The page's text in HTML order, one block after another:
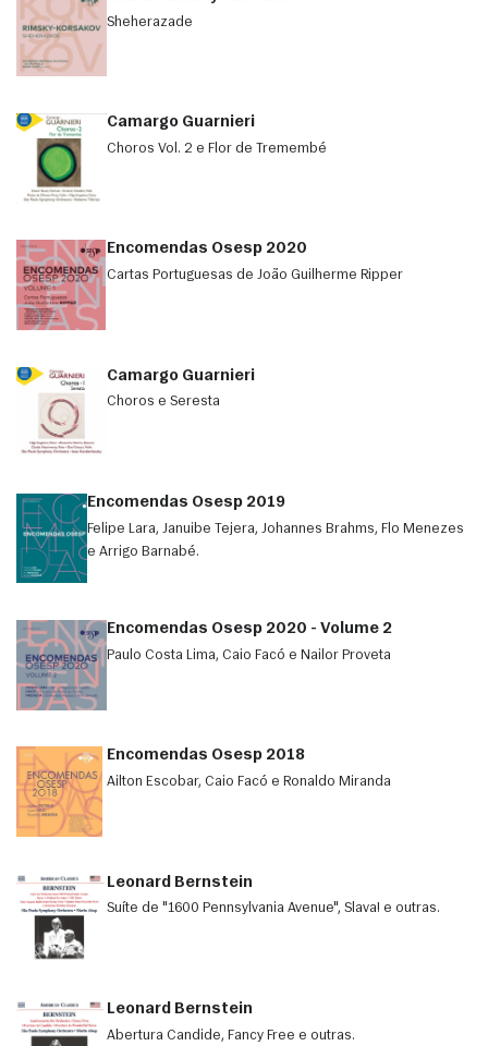
Sheherazade
Camargo Guarnieri
Choros Vol. 2 e Flor de Tremembé
Encomendas Osesp 2020
Cartas Portuguesas de João Guilherme Ripper
Camargo Guarnieri
Choros e Seresta
Encomendas Osesp 2019
Felipe Lara, Januibe Tejera, Johannes Brahms, Flo Menezes
e Arrigo Barnabé.
Encomendas Osesp 2020 - Volume 2
Paulo Costa Lima, Caio Facó e Nailor Proveta
Encomendas Osesp 2018
Ailton Escobar, Caio Facó e Ronaldo Miranda
Leonard Bernstein
Suíte de "1600 Pennsylvania Avenue", Slava! e outras.
Leonard Bernstein
Abertura Candide, Fancy Free e outras.